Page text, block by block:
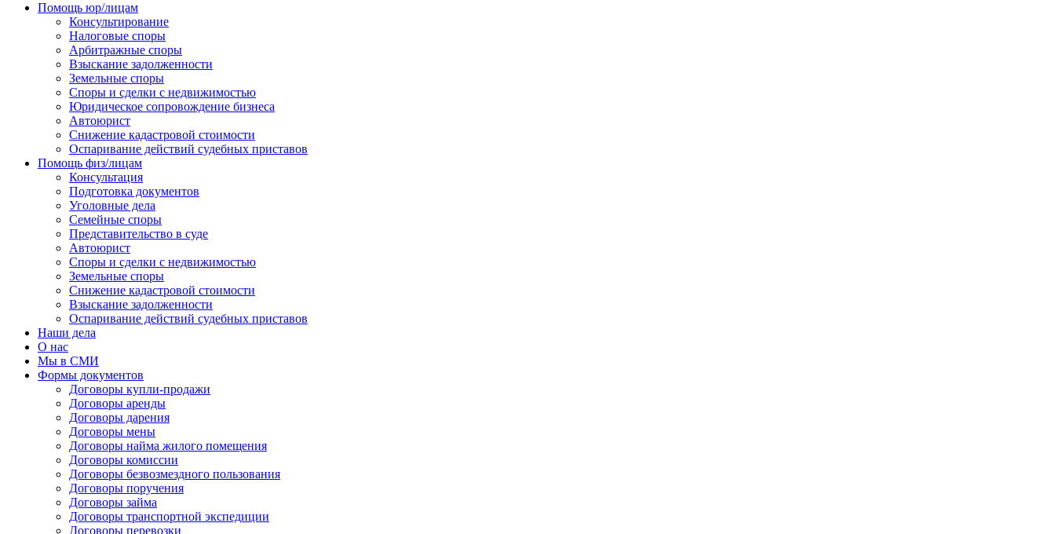
Помощь юр/лицам
Консультирование
Налоговые споры
Арбитражные споры
Взыскание задолженности
Земельные споры
Споры и сделки с недвижимостью
Юридическое сопровождение бизнеса
Автоюрист
Снижение кадастровой стоимости
Оспаривание действий судебных приставов
Помощь физ/лицам
Консультация
Подготовка документов
Уголовные дела
Семейные споры
Представительство в суде
Автоюрист
Споры и сделки с недвижимостью
Земельные споры
Снижение кадастровой стоимости
Взыскание задолженности
Оспаривание действий судебных приставов
Наши дела
О нас
Мы в СМИ
Формы документов
Договоры купли-продажи
Договоры аренды
Договоры дарения
Договоры мены
Договоры найма жилого помещения
Договоры комиссии
Договоры безвозмездного пользования
Договоры поручения
Договоры займа
Договоры транспортной экспедиции
Договоры перевозки